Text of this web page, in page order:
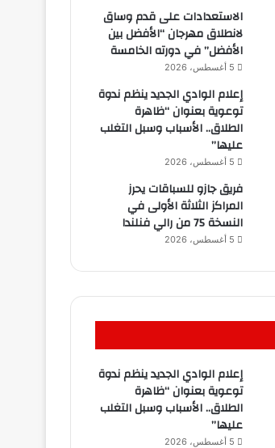
الاستعدادات على قدم وساق
لانطلاق مهرجان “الأفضل بين
الأفضل” في دورته الخامسة
5 أغسطس، 2026
إعلام الوادي الجديد ينظم ندوة
توعوية بعنوان “ظاهرة
الطلاق.. الأسباب وسبل التغلب
عليها”
5 أغسطس، 2026
فريق جازو للسباقات يحرز
المراكز الثلاثة الأولى في
النسخة 75 من رالي فنلندا
5 أغسطس، 2026
إعلام الوادي الجديد ينظم ندوة
توعوية بعنوان “ظاهرة
الطلاق.. الأسباب وسبل التغلب
عليها”
5 أغسطس، 2026